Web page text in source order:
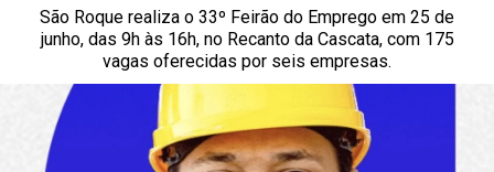
São Roque realiza o 33º Feirão do Emprego em 25 de
junho, das 9h às 16h, no Recanto da Cascata, com 175
vagas oferecidas por seis empresas.